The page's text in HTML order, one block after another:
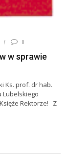
0
w sprawie
Ks. prof. dr hab.
Lubelskiego
Rektorze! Z